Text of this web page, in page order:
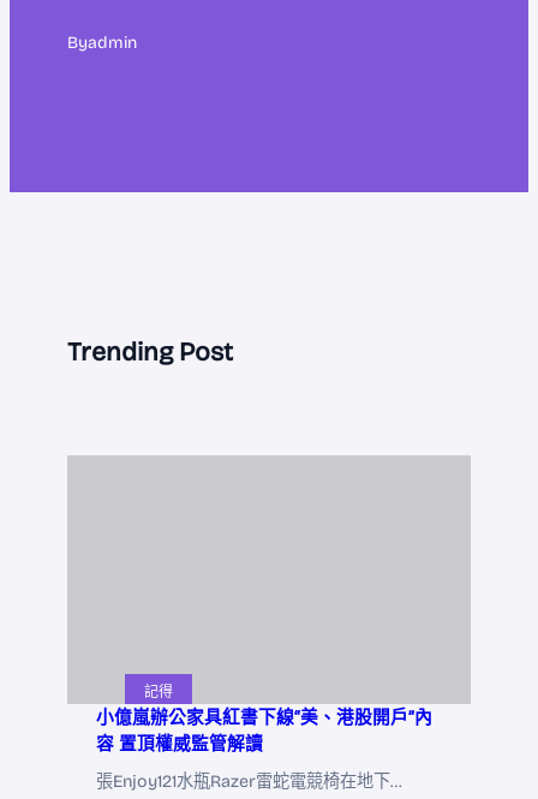
Byadmin
Trending Post
記得
小億嵐辦公家具紅書下線“美、港股開戶”內
容 置頂權威監管解讀
張Enjoy121水瓶Razer雷蛇電競椅在地下…